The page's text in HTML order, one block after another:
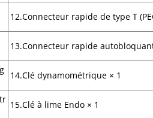
12.Connecteur rapide de type T
13.Connecteur rapide
14.Clé dynamométrique × 1
15.Clé à lime Endo × 1